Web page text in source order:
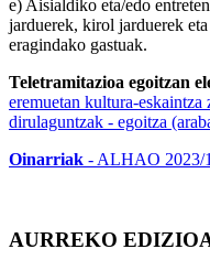
e) Aisialdiko eta/edo
jarduerek, kirol jarduerek
eragindako gastuak.
Teletramitazioa egoitzan
eremuetan kultura-
dirulaguntzak - egoitza
Oinarriak - ALHAO 2023/
AURREKO